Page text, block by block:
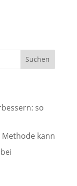
Suchen
so
kann